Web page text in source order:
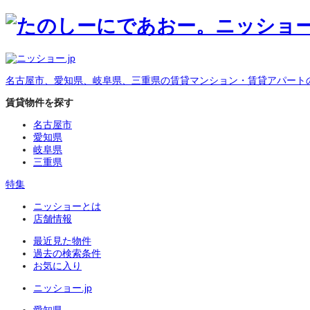
名古屋市、愛知県、岐阜県、三重県の賃貸マンション・賃貸アパート
賃貸物件を探す
名古屋市
愛知県
岐阜県
三重県
特集
ニッショーとは
店舗情報
最近見た物件
過去の検索条件
お気に入り
ニッショー.jp